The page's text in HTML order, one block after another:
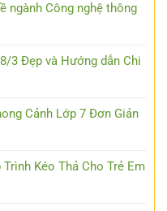
ngành Công nghệ thông
3 Đẹp và Hướng dẫn Chi
Cảnh Lớp 7 Đơn Giản
Kéo Thả Cho Trẻ Em